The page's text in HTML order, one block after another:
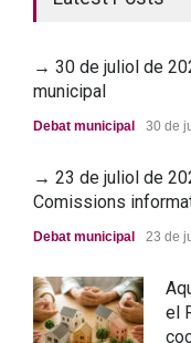
→ 30 de juliol de
municipal
Debat municipal 30 de
→ 23 de juliol de
Comissions
Debat municipal 23 de
el